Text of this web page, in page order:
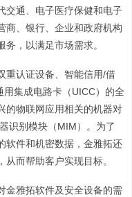
交通、电子医疗保健和电子
商、银行、企业和政府机构
，以满足市场需求。
重认证设备、智能信用/借
集成电路卡（UICC）的全
的物联网应用相关的机器对
识别模块（MIM）。为了
软件和机密数据，金雅拓还
而帮助客户实现目标。
金雅拓软件及安全设备的需